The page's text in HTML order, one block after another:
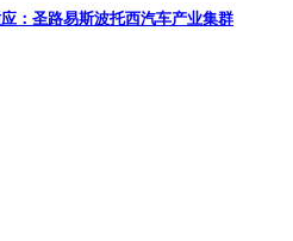
：圣路易斯波托西汽车产业集群